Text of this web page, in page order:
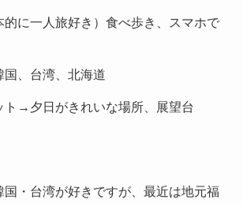
に一人旅好き）食べ歩き、スマホで
、台湾、北海道
ト→夕日がきれいな場所、展望台
・台湾が好きですが、最近は地元福